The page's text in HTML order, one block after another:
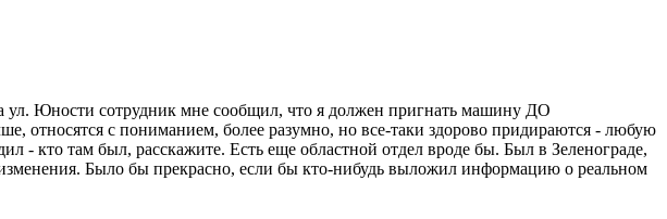
ул. Юности сотрудник мне сообщил, что я должен пригнать машину ДО
относятся с пониманием, более разумно, но все-таки здорово придираются - любую
- кто там был, расскажите. Есть еще областной отдел вроде бы. Был в Зеленограде,
Было бы прекрасно, если бы кто-нибудь выложил информацию о реальном